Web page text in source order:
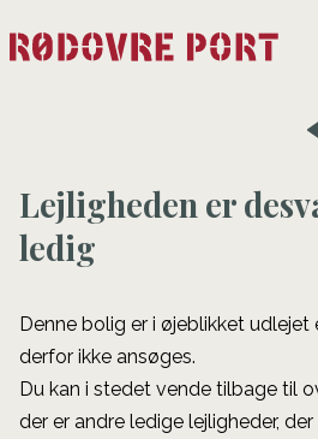
Lejligheden er
ledig
Denne bolig er i øjeblikket udlejet
derfor ikke ansøges.
Du kan i stedet vende tilbage til
der er andre ledige lejligheder,